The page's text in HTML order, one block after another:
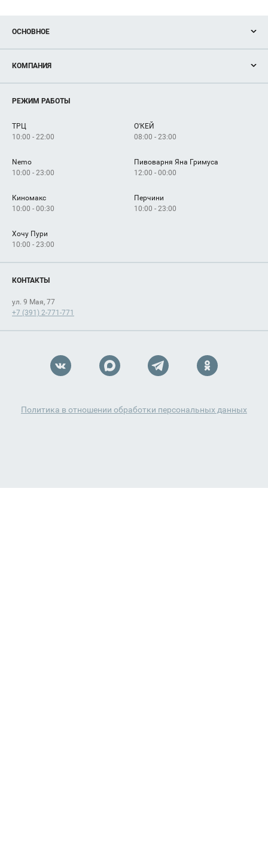
ОСНОВНОЕ
Новости
Магазины
Услуги
КОМПАНИЯ
Рекламодателям
Как добраться
РЕЖИМ РАБОТЫ
ТРЦ
10:00 - 22:00
О'КЕЙ
08:00 - 23:00
Nemo
10:00 - 23:00
Пивоварня Яна Гримуса
12:00 - 00:00
Киномакс
10:00 - 00:30
Перчини
10:00 - 23:00
Хочу Пури
10:00 - 23:00
КОНТАКТЫ
ул. 9 Мая, 77
+7 (391) 2-771-771
Политика в отношении обработки персональных данных